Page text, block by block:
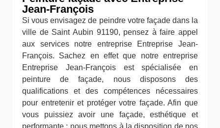
Jean-François
Si vous envisagez de peindre votre façade dans la
ville de Saint Aubin 91190, pensez à faire appel
aux services notre entreprise Entreprise Jean-
François. Sachez en effet que notre entreprise
Entreprise Jean-François est spécialisée en
peinture de façade, nous disposons des
qualifications et des compétences nécessaires
pour entretenir et protéger votre façade. Afin que
vous puissiez avoir une façade, esthétique et
performante ; nous mettons à la disposition de nos